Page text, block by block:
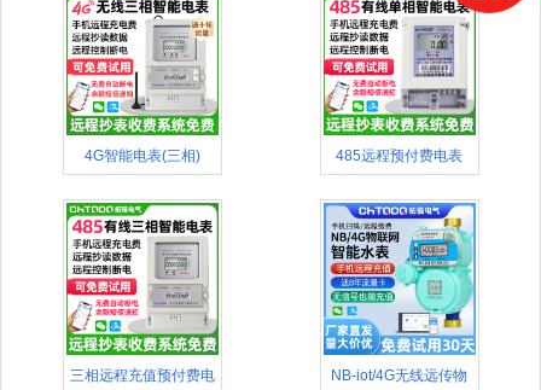
4G智能电表(三相) 485远程预付费电表
三相远程充值预付费电 NB-iot/4G无线远传物